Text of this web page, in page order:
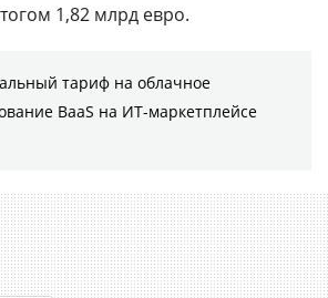
1,82 млрд евро.
тариф на облачное
BaaS на ИТ-маркетплейсе